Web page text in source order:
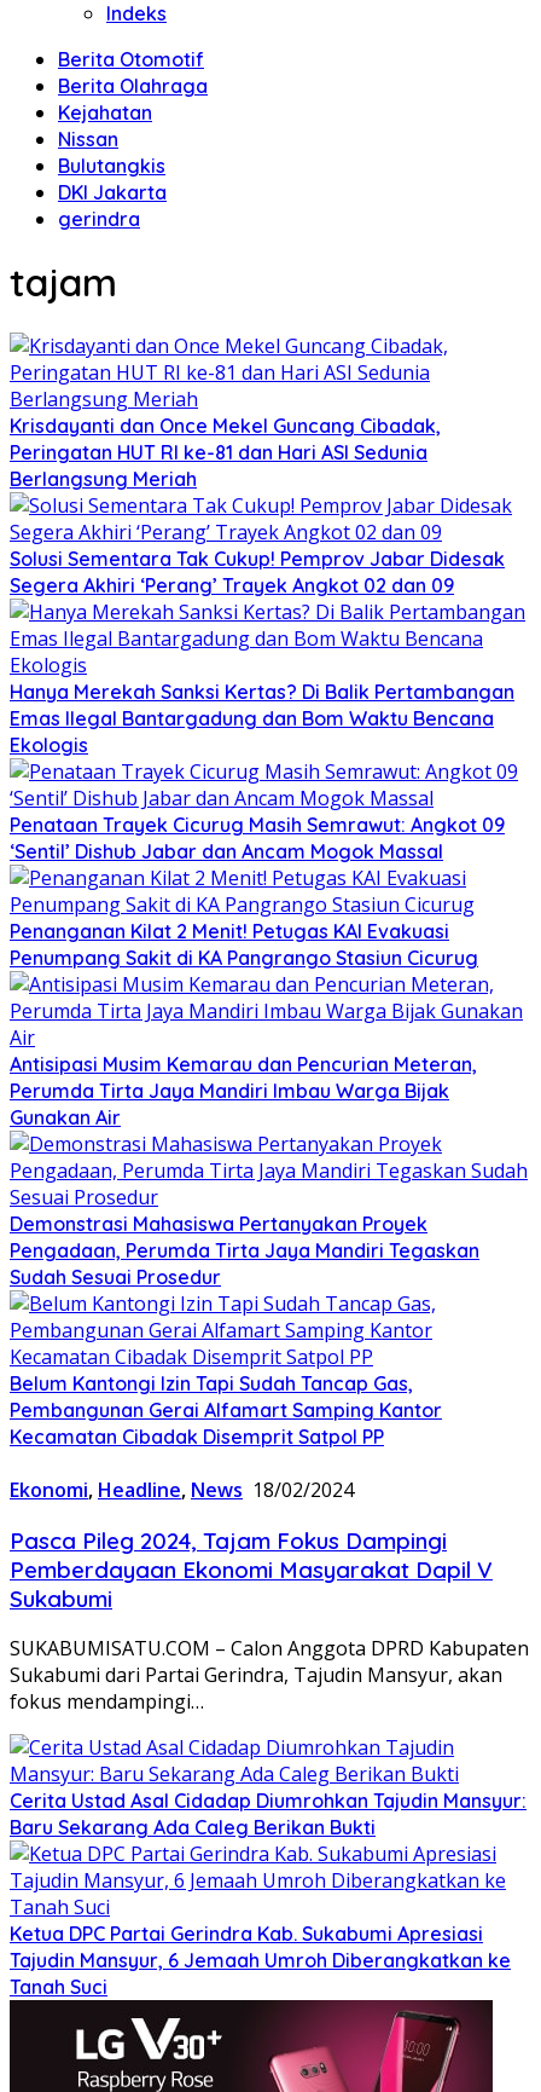
Indeks
Berita Otomotif
Berita Olahraga
Kejahatan
Nissan
Bulutangkis
DKI Jakarta
gerindra
tajam
Krisdayanti dan Once Mekel Guncang Cibadak,
Peringatan HUT RI ke-81 dan Hari ASI Sedunia
Berlangsung Meriah
Solusi Sementara Tak Cukup! Pemprov Jabar Didesak
Segera Akhiri ‘Perang’ Trayek Angkot 02 dan 09
Hanya Merekah Sanksi Kertas? Di Balik Pertambangan
Emas Ilegal Bantargadung dan Bom Waktu Bencana
Ekologis
Penataan Trayek Cicurug Masih Semrawut: Angkot 09
‘Sentil’ Dishub Jabar dan Ancam Mogok Massal
Penanganan Kilat 2 Menit! Petugas KAI Evakuasi
Penumpang Sakit di KA Pangrango Stasiun Cicurug
Antisipasi Musim Kemarau dan Pencurian Meteran,
Perumda Tirta Jaya Mandiri Imbau Warga Bijak
Gunakan Air
Demonstrasi Mahasiswa Pertanyakan Proyek
Pengadaan, Perumda Tirta Jaya Mandiri Tegaskan
Sudah Sesuai Prosedur
Belum Kantongi Izin Tapi Sudah Tancap Gas,
Pembangunan Gerai Alfamart Samping Kantor
Kecamatan Cibadak Disemprit Satpol PP
Ekonomi, Headline, News 18/02/2024
Pasca Pileg 2024, Tajam Fokus Dampingi
Pemberdayaan Ekonomi Masyarakat Dapil V
Sukabumi
SUKABUMISATU.COM – Calon Anggota DPRD Kabupaten
Sukabumi dari Partai Gerindra, Tajudin Mansyur, akan
fokus mendampingi…
Cerita Ustad Asal Cidadap Diumrohkan Tajudin Mansyur:
Baru Sekarang Ada Caleg Berikan Bukti
Ketua DPC Partai Gerindra Kab. Sukabumi Apresiasi
Tajudin Mansyur, 6 Jemaah Umroh Diberangkatkan ke
Tanah Suci